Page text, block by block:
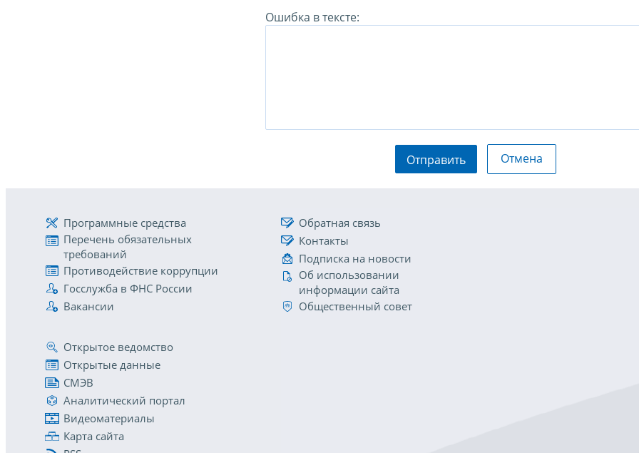
Ошибка в тексте:
Отправить Отмена
Программные средства
Перечень обязательных
требований
Противодействие коррупции
Госслужба в ФНС России
Вакансии
Обратная связь
Контакты
Подписка на новости
Об использовании
информации сайта
Общественный совет
Открытое ведомство
Открытые данные
СМЭВ
Аналитический портал
Видеоматериалы
Карта сайта